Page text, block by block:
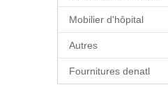
Mobilier d'hôpital
Autres
Fournitures denatl